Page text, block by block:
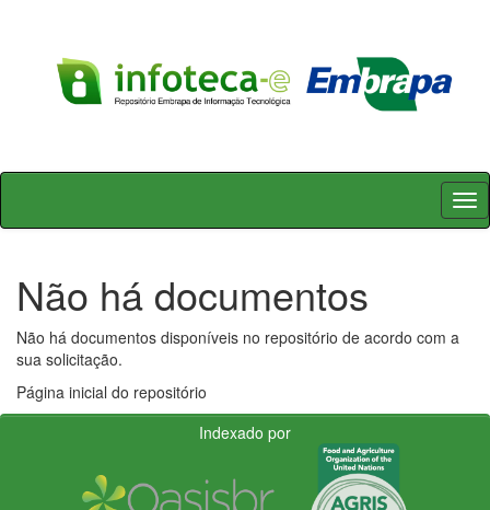
Skip
Não há documentos
Não há documentos disponíveis no repositório de acordo com a
sua solicitação.
Página inicial do repositório
Indexado por